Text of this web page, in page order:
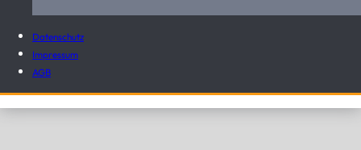
Datenschutz
Impressum
AGB